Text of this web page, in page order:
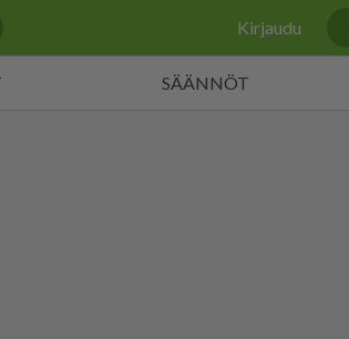
Kirjaudu
SÄÄNNÖT